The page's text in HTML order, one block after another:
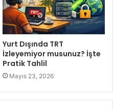
Yurt Dışında TRT
İzleyemiyor musunuz? İşte
Pratik Tahlil
Mayıs 23, 2026